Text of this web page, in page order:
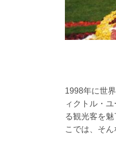
1998年に世
ィクトル・
る観光客を
こでは、そ